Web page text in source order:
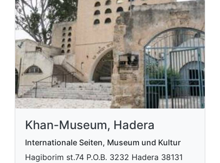
Khan-Museum, Hadera
Internationale Seiten, Museum und Kultur
Hagiborim st.74 P.O.B. 3232 Hadera​ 38131